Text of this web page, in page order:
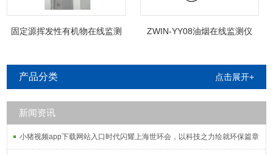
固定源挥发性有机物在线监测
ZWIN-YY08油烟在线监测仪
产品分类 点击展开+
新闻资讯
小猪视频app下载网站入口时代闪耀上海世环会，以科技之力绘就环保篇章